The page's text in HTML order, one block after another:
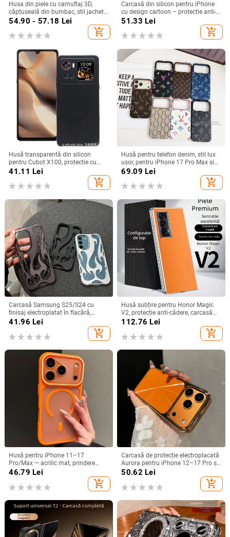
Husa din piele cu camuflaj 3D,
căptușeală din bumbac, stil jachetă
de iarnă, compatibilă cu iPhone
54.90 - 57.18 Lei
add_shopping_cart
Carcasă din silicon pentru iPhone
cu design cartoon – protecție anti-
cădere, finisaj mat, compatibilă cu
(Pro/Max)
51.33 Lei
add_shopping_cart
Husă transparentă din silicon
pentru Cubot X100, protecție cu
acoperire totală
41.11 Lei
add_shopping_cart
Husă pentru telefon denim, stil lux
ușor, pentru iPhone 17 Pro Max și
iPhone 16, cu acoperire totală
69.09 Lei
add_shopping_cart
Carcasă Samsung S25/S24 cu
finisaj electroplatat în flacără,
design decupat, compatibilă cu
41.96 Lei
add_shopping_cart
Husă subțire pentru Honor Magic
V2, protecție anti-cădere, carcasă
dură pentru ecran pliabil, finisaj PU
112.76 Lei
add_shopping_cart
Husă pentru iPhone 11–17
Pro/Max — acrilic mat, prindere
magnetică, protecție anti-cadere,
46.79 Lei
add_shopping_cart
Carcasă de protecție electroplacată
Aurora pentru iPhone 12–17 Pro și
Pro Max, acoperire completă, anti-
50.62 Lei
add_shopping_cart